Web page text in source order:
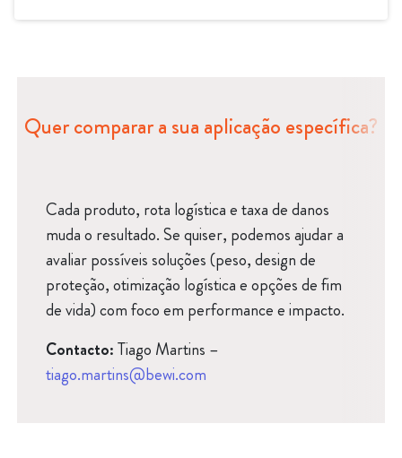
Quer comparar a sua aplicação específica?
Cada produto, rota logística e taxa de danos
muda o resultado. Se quiser, podemos ajudar a
avaliar possíveis soluções (peso, design de
proteção, otimização logística e opções de fim
de vida) com foco em performance e impacto.
Contacto:Tiago Martins –
tiago.martins@bewi.com